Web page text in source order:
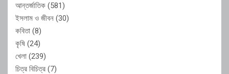
আন্তর্জাতিক (581)
ইসলাম ও জীবন (30)
কবিতা (8)
কৃষি (24)
খেলা (239)
চিত্র বিচিত্র (7)